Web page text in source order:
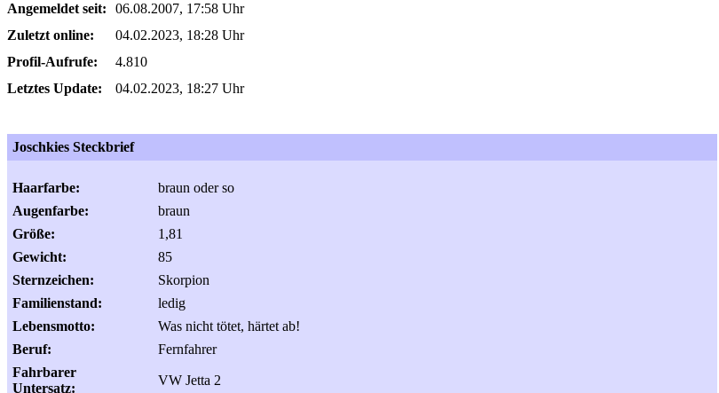
Angemeldet seit:
06.08.2007, 17:58 Uhr
Zuletzt online:
04.02.2023, 18:28 Uhr
Profil-Aufrufe:
4.810
Letztes Update:
04.02.2023, 18:27 Uhr
Joschkies Steckbrief
Haarfarbe:
braun oder so
Augenfarbe:
braun
Größe:
1,81
Gewicht:
85
Sternzeichen:
Skorpion
Familienstand:
ledig
Lebensmotto:
Was nicht tötet, härtet ab!
Beruf:
Fernfahrer
Fahrbarer
Untersatz:
VW Jetta 2